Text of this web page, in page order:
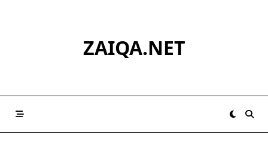
ZAIQA.NET